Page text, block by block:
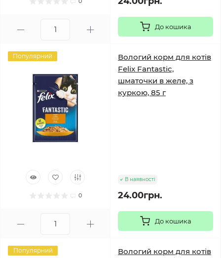
До кошика
Популярний
0
Вологий корм для котів
Felix Fantastic,
шматочки в желе, з
куркою, 85 г
В наявності
24.00грн.
До кошика
Популярний
Вологий корм для котів